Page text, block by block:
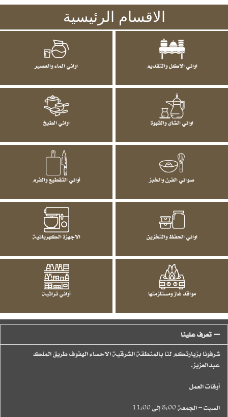
الاقسام الرئيسية
اواني الاكل والتقديم اواني الماء والعصير
اواني الشاي والقهوة اواني الطبخ
صواني الفرن والخبز أواني التقطيع والفرم
اواني الحفظ والتخزين الاجهزة الكهربائية
مواقد غاز ومستلزمتها أواني تراثية
تعرف علينا
شرفونا بزيارتكم لنا بالمنطقة الشرقية الاحساء الهفوف طريق الملك
عبدالعزيز.
أوقات العمل
السبت – الجمعة 8:00 إلى 11:00